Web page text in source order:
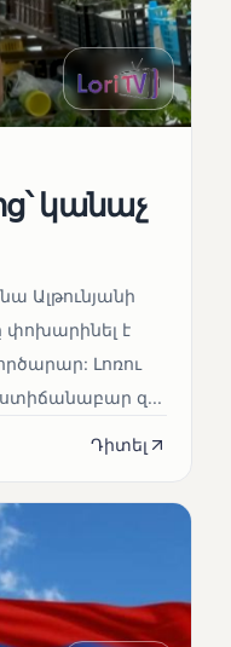
կանաչ
Ալթունյանի
է
Լոռու
զ...
Դիտել